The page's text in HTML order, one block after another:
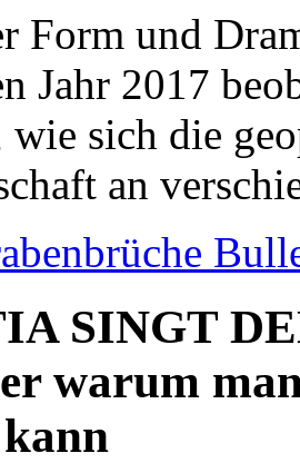
Form und
Jahr 2017
wie sich die
an
SINGT
warum